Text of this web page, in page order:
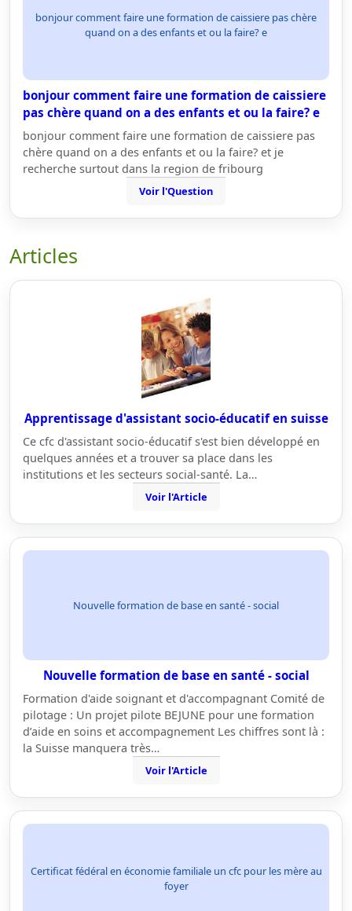
bonjour comment faire une formation de caissiere pas chère
quand on a des enfants et ou la faire? e
bonjour comment faire une formation de caissiere
pas chère quand on a des enfants et ou la faire? e
bonjour comment faire une formation de caissiere pas
chère quand on a des enfants et ou la faire? et je
recherche surtout dans la region de fribourg
Voir l'Question
Articles
Apprentissage d'assistant socio-éducatif en suisse
Ce cfc d'assistant socio-éducatif s'est bien développé en
quelques années et a trouver sa place dans les
institutions et les secteurs social-santé. La…
Voir l'Article
Nouvelle formation de base en santé - social
Nouvelle formation de base en santé - social
Formation d'aide soignant et d'accompagnant Comité de
pilotage : Un projet pilote BEJUNE pour une formation
d’aide en soins et accompagnement Les chiffres sont là :
la Suisse manquera très…
Voir l'Article
Certificat fédéral en économie familiale un cfc pour les mère au
foyer